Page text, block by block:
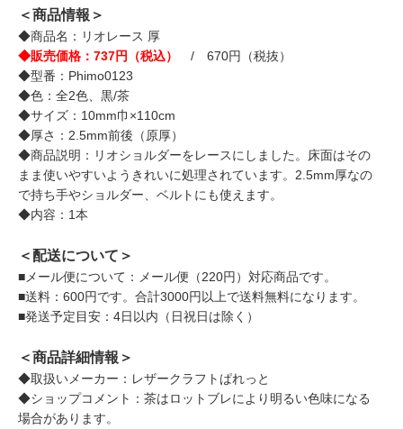
＜商品情報＞
◆商品名：リオレース 厚
◆販売価格：737円（税込）
/ 670円（税抜）
◆型番：Phimo0123
◆色：全2色、黒/茶
◆サイズ：10mm巾×110cm
◆厚さ：2.5mm前後（原厚）
◆商品説明：リオショルダーをレースにしました。床面はその
まま使いやすいようきれいに処理されています。2.5mm厚なの
で持ち手やショルダー、ベルトにも使えます。
◆内容：1本
＜配送について＞
■メール便について：メール便（220円）対応商品です。
■送料：600円です。合計3000円以上で送料無料になります。
■発送予定目安：4日以内（日祝日は除く）
＜商品詳細情報＞
◆取扱いメーカー：レザークラフトぱれっと
◆ショップコメント：茶はロットブレにより明るい色味になる
場合があります。